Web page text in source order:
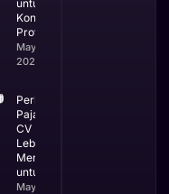
untuk
Kontraktor
Profesional
May 19,
2026
Perbandingan
Pajak PT dan
CV Mana yang
Lebih
Menguntungkan
untuk Bisnis
May 13, 2026